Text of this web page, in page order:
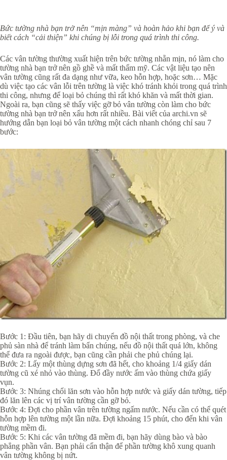
Bức tường nhà bạn trở nên “mịn màng” và hoàn hảo khi bạn để ý và
biết cách “cải thiện” khi chúng bị lỗi trong quá trình thi công.
Các vân tường thường xuất hiện trên bức tường nhẵn mịn, nó làm cho
tường nhà bạn trở nên gồ ghề và mất thẩm mỹ. Các vật liệu tạo nên
vân tường cũng rất đa dạng như vữa, keo hỗn hợp, hoặc sơn… Mặc
dù việc tạo các vân lỗi trên tường là việc khó tránh khỏi trong quá trình
thi công, nhưng để loại bỏ chúng thì rất khó khăn và mất thời gian.
Ngoài ra, bạn cũng sẽ thấy việc gỡ bỏ vân tường còn làm cho bức
tường nhà bạn trở nên xấu hơn rất nhiều. Bài viết của archi.vn sẽ
hướng dẫn bạn loại bỏ vân tường một cách nhanh chóng chỉ sau 7
bước:
Bước 1: Đầu tiên, bạn hãy di chuyển đồ nội thất trong phòng, và che
phủ sàn nhà để tránh làm bẩn chúng, nếu đồ nội thất quá lớn, không
thể đưa ra ngoài được, bạn cũng cần phải che phủ chúng lại.
Bước 2: Lấy một thùng dựng sơn đã hết, cho khoảng 1/4 giấy dán
tường cũ xé nhỏ vào thùng. Đổ đầy nước ấm vào thùng chứa giấy
vụn.
Bước 3: Nhúng chổi lăn sơn vào hỗn hợp nước và giấy dán tường, tiếp
đó lăn lên các vị trí vân tường cần gỡ bỏ.
Bước 4: Đợi cho phần vân trên tường ngấm nước. Nếu cần có thể quét
hỗn hợp lên tường một lần nữa. Đợi khoảng 15 phút, cho đến khi vân
tường mềm đi.
Bước 5: Khi các vân tường đã mềm đi, bạn hãy dùng bào và bào
phẳng phần vân. Bạn phải cẩn thận để phần tường khô xung quanh
vân tường không bị nứt.